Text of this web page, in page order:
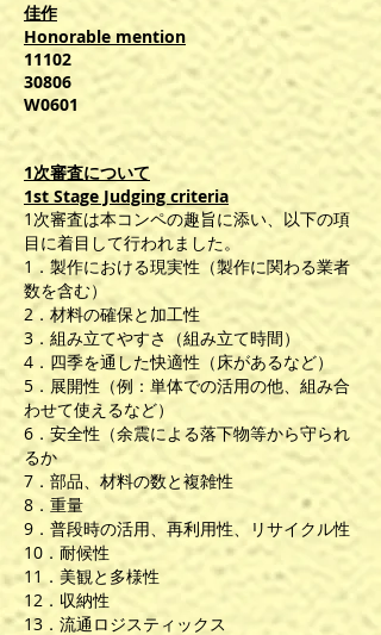
佳作
Honorable mention
11102
30806
W0601
1次審査について
1st Stage Judging criteria
1次審査は本コンペの趣旨に添い、以下の項
目に着目して行われました。
1．製作における現実性（製作に関わる業者
数を含む）
2．材料の確保と加工性
3．組み立てやすさ（組み立て時間）
4．四季を通した快適性（床があるなど）
5．展開性（例：単体での活用の他、組み合
わせて使えるなど）
6．安全性（余震による落下物等から守られ
るか
7．部品、材料の数と複雑性
8．重量
9．普段時の活用、再利用性、リサイクル性
10．耐候性
11．美観と多様性
12．収納性
13．流通ロジスティックス